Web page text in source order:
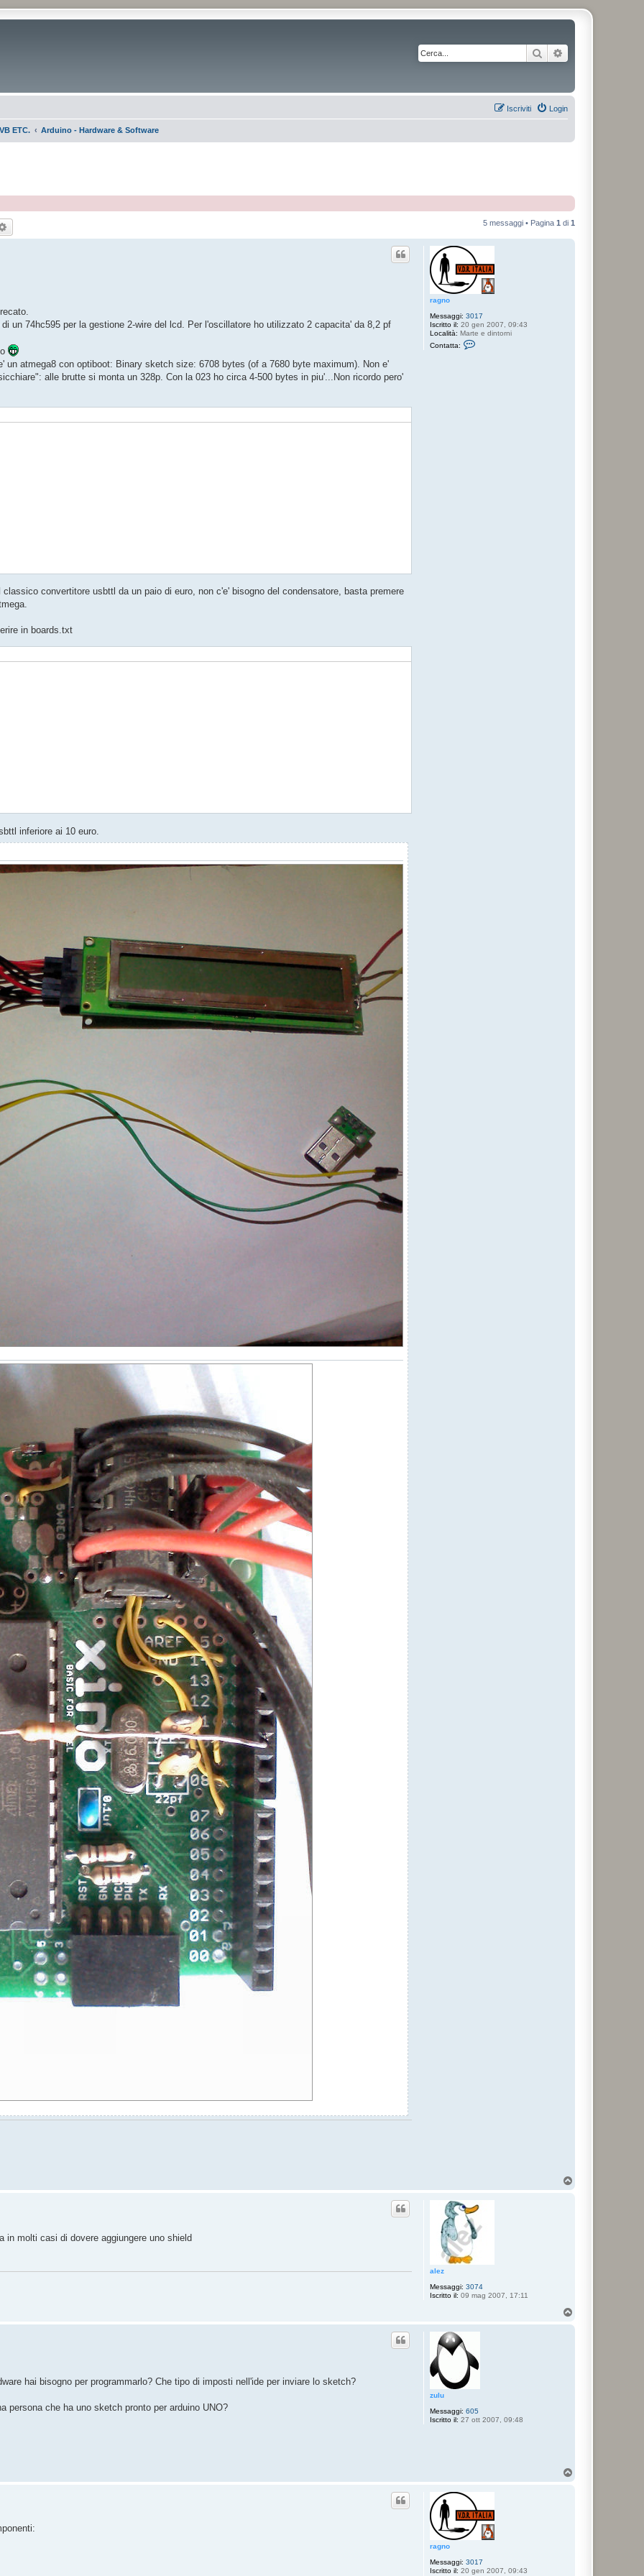
Cerca
Login
Iscriviti
ETC. Arduino - Hardware & Software
5 messaggi • Pagina 1 di 1
ragno
Messaggi: 3017
Iscritto il: 20 gen 2007, 09:43
Località: Marte e dintorni
Contatta:
un 74hc595 per la gestione 2-wire del lcd. Per l'oscillatore ho utilizzato 2 capacita' da 8,2 pf
atmega8 con optiboot: Binary sketch size: 6708 bytes (of a 7680 byte maximum). Non e'
alle brutte si monta un 328p. Con la 023 ho circa 4-500 bytes in piu'...Non ricordo pero'
lcd
Whole, Fract;
parasite power on at the end
9 bytes
by (100 * 0.0625) or 6.25
and fractional portions
convertitore usbttl da un paio di euro, non c'e' bisogno del condensatore, basta premere
in boards.txt
inferiore ai 10 euro.
alez
Messaggi: 3074
Iscritto il: 09 mag 2007, 17:11
in molti casi di dovere aggiungere uno shield
zulu
Messaggi: 605
Iscritto il: 27 ott 2007, 09:48
hai bisogno per programmarlo? Che tipo di imposti nell'ide per inviare lo sketch?
persona che ha uno sketch pronto per arduino UNO?
ragno
Messaggi: 3017
Iscritto il: 20 gen 2007, 09:43